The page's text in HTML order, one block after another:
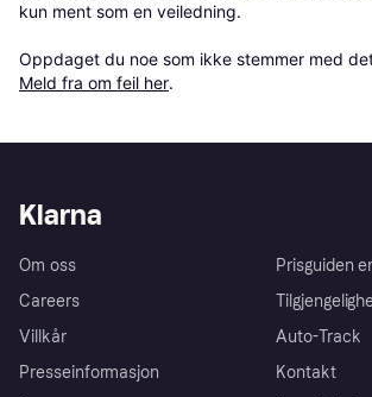
kun ment som en veiledning.
Oppdaget du noe som ikke stemmer med
Meld fra om feil her.
Klarna
Om oss
Careers
Villkår
Presseinformasjon
Prisguiden
Auto-Track
Kontakt